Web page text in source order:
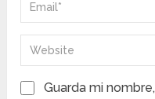
Guarda mi